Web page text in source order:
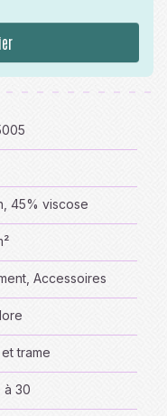
45% viscose
Accessoires
trame
à 30